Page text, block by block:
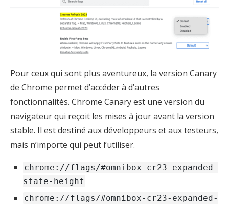
Pour ceux qui sont plus aventureux, la version Canary
de Chrome permet d’accéder à d’autres
fonctionnalités. Chrome Canary est une version du
navigateur qui reçoit les mises à jour avant la version
stable. Il est destiné aux développeurs et aux testeurs,
mais n’importe qui peut l’utiliser.
chrome://flags/#omnibox-cr23-expanded-
state-height
chrome://flags/#omnibox-cr23-expanded-